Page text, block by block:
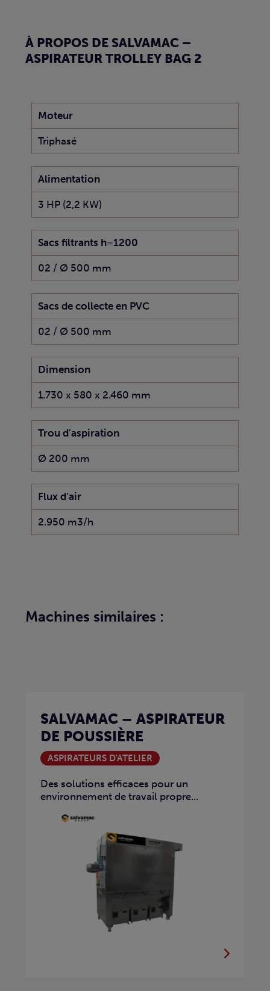
À PROPOS DE SALVAMAC –
ASPIRATEUR TROLLEY BAG 2
Moteur
Triphasé
Alimentation
3 HP (2,2 KW)
Sacs filtrants h=1200
02 / Ø 500 mm
Sacs de collecte en PVC
02 / Ø 500 mm
Dimension
1.730 x 580 x 2.460 mm
Trou d'aspiration
Ø 200 mm
Flux d'air
2.950 m3/h
Machines similaires :
SALVAMAC – ASPIRATEUR
DE POUSSIÈRE
ASPIRATEURS D'ATELIER
Des solutions efficaces pour un
environnement de travail propre...